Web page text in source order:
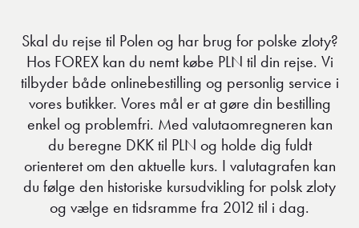
Skal du rejse til Polen og har brug for polske zloty?
Hos FOREX kan du nemt købe PLN til din rejse. Vi
tilbyder både onlinebestilling og personlig service i
vores butikker. Vores mål er at gøre din bestilling
enkel og problemfri. Med valutaomregneren kan
du beregne DKK til PLN og holde dig fuldt
orienteret om den aktuelle kurs. I valutagrafen kan
du følge den historiske kursudvikling for polsk zloty
og vælge en tidsramme fra 2012 til i dag.